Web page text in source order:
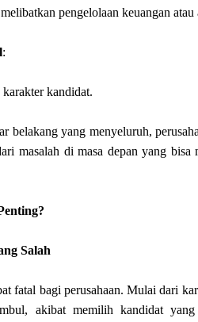
pengelolaan keuangan
:
kandidat.
belakang yang menyeluruh,
masalah di masa depan yang
Salah
fatal bagi perusahaan. Mulai dari
akibat memilih kandidat